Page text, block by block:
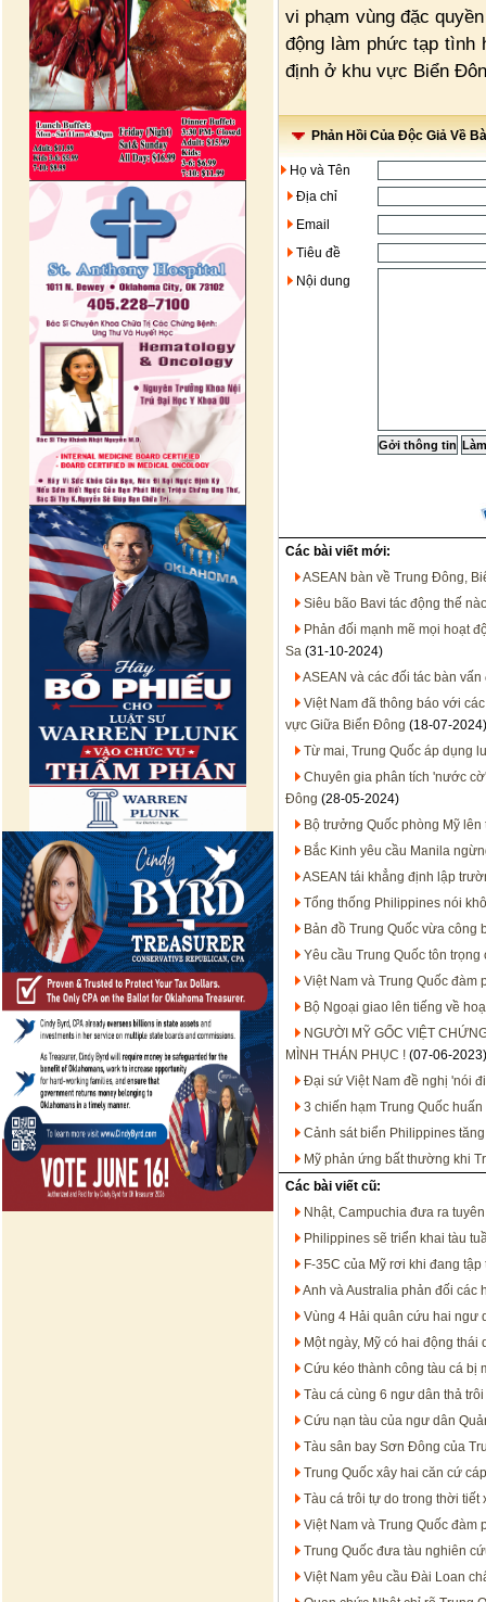
vi phạm vùng đặc
động làm phức tạp tình
định ở khu vực Biển
Phản Hồi Của Độc Giả Về
Họ và Tên
Địa chỉ
Email
Tiêu đề
Nội dung
Các bài viết mới:
ASEAN bàn về Trung Đông,
Siêu bão Bavi tác động thế
Phản đối mạnh mẽ mọi hoạt
Sa (31-10-2024)
ASEAN và các đối tác bàn
Việt Nam đã thông báo với
vực Giữa Biển Đông (18-07-2024)
Từ mai, Trung Quốc áp dụng
Chuyên gia phân tích 'nước
Đông (28-05-2024)
Bộ trưởng Quốc phòng Mỹ
Bắc Kinh yêu cầu Manila
ASEAN tái khẳng định lập
Tổng thống Philippines nói
Bản đồ Trung Quốc vừa công
Yêu cầu Trung Quốc tôn
Việt Nam và Trung Quốc đàm
Bộ Ngoại giao lên tiếng về
NGƯỜI MỸ GỐC VIỆT
MÌNH THÁN PHỤC ! (07-06-2023)
Đại sứ Việt Nam đề nghị 'nói
3 chiến hạm Trung Quốc
Cảnh sát biển Philippines
Mỹ phản ứng bất thường khi
Các bài viết cũ:
Nhật, Campuchia đưa ra
Philippines sẽ triển khai tàu
F-35C của Mỹ rơi khi đang
Anh và Australia phản đối các
Vùng 4 Hải quân cứu hai ngư
Một ngày, Mỹ có hai động
Cứu kéo thành công tàu cá bị
Tàu cá cùng 6 ngư dân thả
Cứu nạn tàu của ngư dân
Tàu sân bay Sơn Đông của
Trung Quốc xây hai căn cứ
Tàu cá trôi tự do trong thời
Việt Nam và Trung Quốc đàm
Trung Quốc đưa tàu nghiên
Việt Nam yêu cầu Đài Loan